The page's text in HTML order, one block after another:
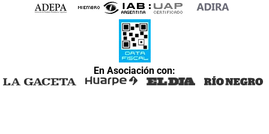
En Asociación con: